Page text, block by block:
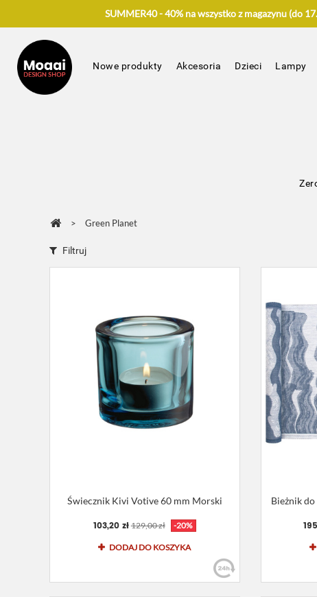
SUMMER40 - 40% na wszystko z magazynu (do
Nowe produkty Akcesoria Dzieci Lampy
> Green Planet
Filtruj
Świecznik Kivi Votive 60 mm Morski
103,20 zł 129,00 zł -20%
DODAJ DO KOSZYKA
Bieżnik